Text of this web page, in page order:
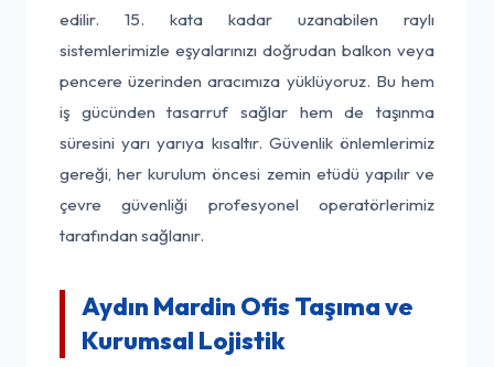
edilir. 15. kata kadar uzanabilen raylı
sistemlerimizle eşyalarınızı doğrudan balkon veya
pencere üzerinden aracımıza yüklüyoruz. Bu hem
iş gücünden tasarruf sağlar hem de taşınma
süresini yarı yarıya kısaltır. Güvenlik önlemlerimiz
gereği, her kurulum öncesi zemin etüdü yapılır ve
çevre güvenliği profesyonel operatörlerimiz
tarafından sağlanır.
Aydın Mardin Ofis Taşıma ve
Kurumsal Lojistik